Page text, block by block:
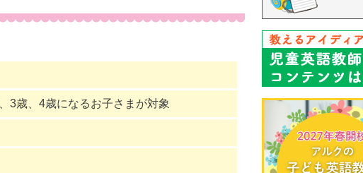
歳、4歳になるお子さまが対象